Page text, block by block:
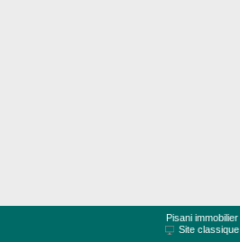
Pisani immobilier
Site classique